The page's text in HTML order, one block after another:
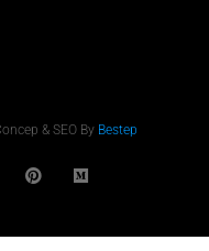
& SEO By Bestep